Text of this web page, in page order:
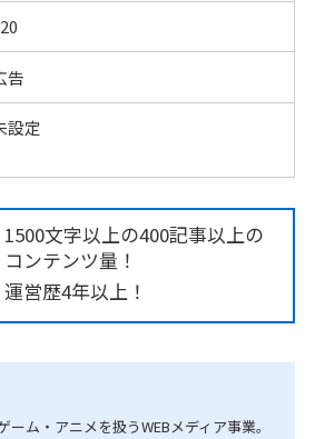
告
設定
1500文字以上の400記事以上の
コンテンツ量！
運営歴4年以上！
ム・アニメを扱うWEBメディア事業。